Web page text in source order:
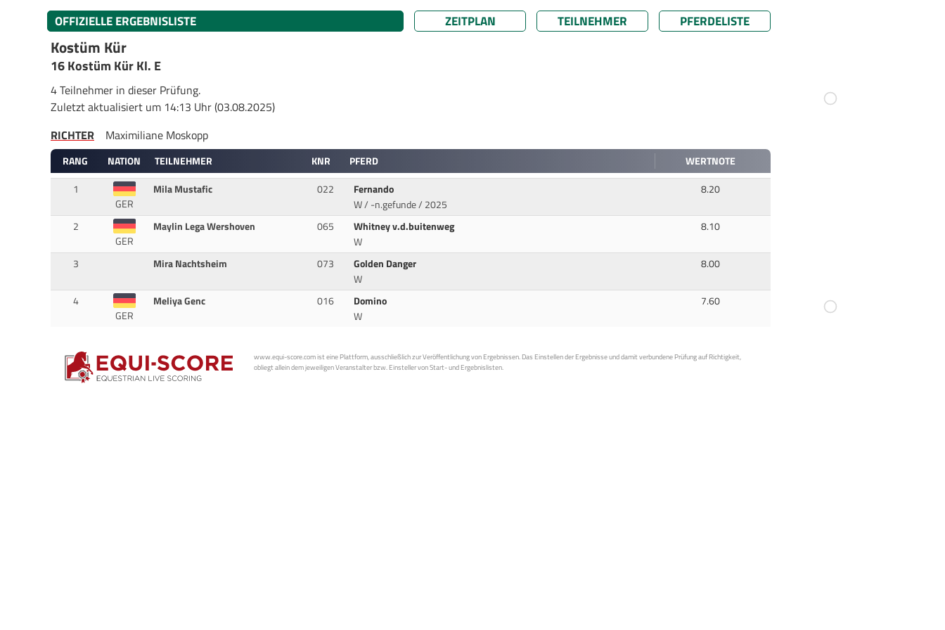
OFFIZIELLE ERGEBNISLISTE ZEITPLAN TEILNEHMER PFERDELISTE
Kostüm Kür
16 Kostüm Kür Kl. E
4 Teilnehmer in dieser Prüfung.
Zuletzt aktualisiert um 14:13 Uhr (03.08.2025)
RICHTER
Maximiliane Moskopp
RANG NATION TEILNEHMER KNR PFERD
WERTNOTE
1
GER
Mila Mustafic 022
Fernando
W / -n.gefunde / 2025
8.20
2
GER
Maylin Lega Wershoven 065
Whitney v.d.buitenweg
W
8.10
3 Mira Nachtsheim 073
Golden Danger
W
8.00
4
GER
Meliya Genc 016
Domino
W
7.60
www.equi-score.com ist eine Plattform, ausschließlich zur Veröffentlichung von Ergebnissen. Das Einstellen der Ergebnisse und damit verbundene Prüfung auf Richtigkeit,
obliegt allein dem jeweiligen Veranstalter bzw. Einsteller von Start- und Ergebnislisten.